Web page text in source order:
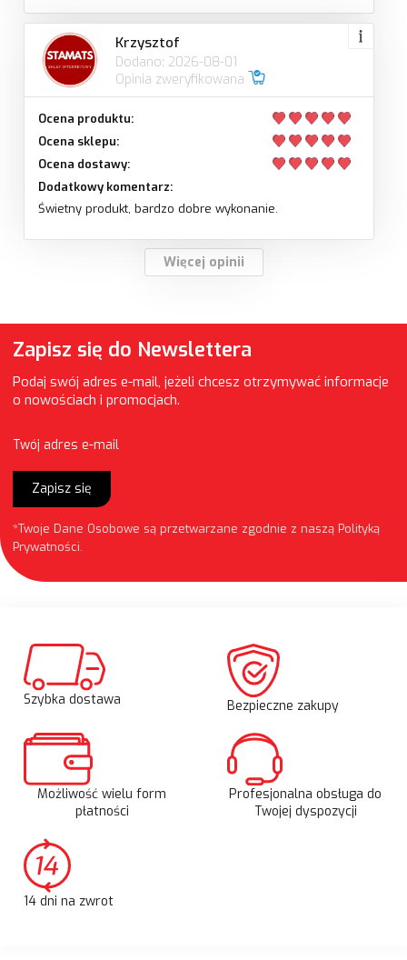
Krzysztof
Dodano: 2026-08-01
Opinia zweryfikowana
Ocena produktu:
Ocena sklepu:
Ocena dostawy:
Dodatkowy komentarz:
Świetny produkt, bardzo dobre wykonanie.
Więcej opinii
Zapisz się do Newslettera
Podaj swój adres e-mail, jeżeli chcesz otrzymywać informacje
o nowościach i promocjach.
Twój adres e-mail
Zapisz się
*Twoje Dane Osobowe są przetwarzane zgodnie z naszą Polityką
Prywatności.
Szybka dostawa Bezpieczne zakupy
Możliwość wielu form
płatności
Profesjonalna obsługa do
Twojej dyspozycji
14 dni na zwrot